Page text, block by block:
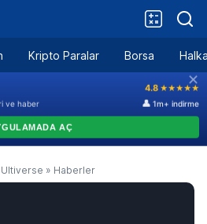
Kripto Paralar Borsa
Ultiverse » Haberler